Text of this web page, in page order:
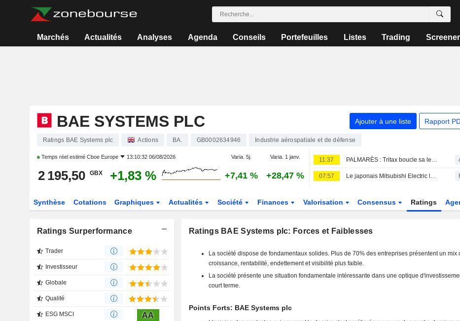
Marchés Actualités Analyses Agenda Conseils Portefeuilles Listes Trading
BAE SYSTEMS PLC Ajouter à une liste Rapport
Ratings BAE Systems plc Actions BA. GB0002634946 Industrie aérospatiale et de défense
Temps réel estimé Cboe Europe 13:10:32 06/08/2026 Varia. 5j. Varia. 1 janv.
2 195,50 GBX +1,83 % +7,41 % +28,47 %
11:37 PALMARÈS : Tritax boucle sa levée de fonds ; Wizz Air bascule dans le rouge
07:57 Le japonais Mitsubishi Electric lance la phase industrielle du chasseur GCAP
Synthèse Cotations Graphiques Actualités Société Finances Valorisation Consensus Ratings
Ratings Surperformance
Trader
Investisseur
Globale
Qualité
ESG MSCI AA
Ratings BAE Systems plc: Forces et Faiblesses
La société dispose de fondamentaux solides. Plus de 70% des entreprises présentent un mix
croissance, rentabilité, endettement et visibilité plus faible.
La société présente une situation fondamentale intéressante dans une optique
court terme.
Points Forts: BAE Systems plc